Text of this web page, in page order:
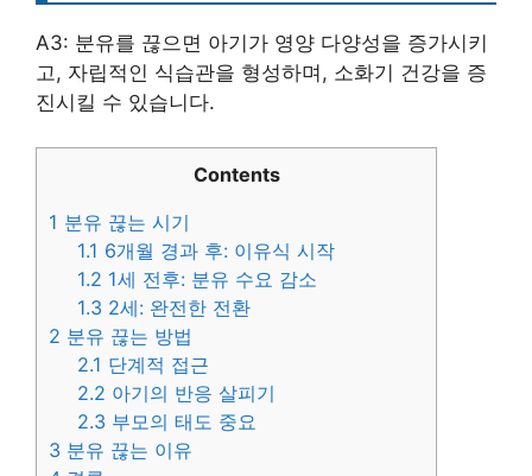
A3: 분유를 끊으면 아기가 영양 다양성을 증가시키
고, 자립적인 식습관을 형성하며, 소화기 건강을 증
진시킬 수 있습니다.
Contents
1 분유 끊는 시기
1.1 6개월 경과 후: 이유식 시작
1.2 1세 전후: 분유 수요 감소
1.3 2세: 완전한 전환
2 분유 끊는 방법
2.1 단계적 접근
2.2 아기의 반응 살피기
2.3 부모의 태도 중요
3 분유 끊는 이유